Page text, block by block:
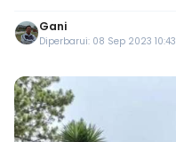
Gani
Diperbarui: 08 Sep 2023 10:43